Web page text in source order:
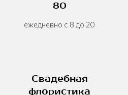
80
ежедневно с 8 до 20
Свадебная
флористика